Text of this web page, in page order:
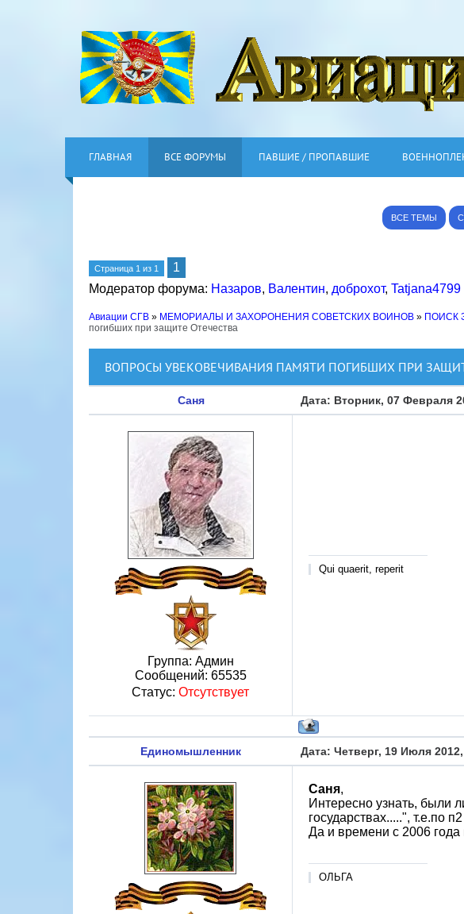
ГЛАВНАЯ ВСЕ ФОРУМЫ ПАВШИЕ / ПРОПАВШИЕ
ВСЕ ТЕМЫ
Страница 1 из 1
1
Модератор форума: Назаров, Валентин, доброхот, Tatjana4799
Авиации СГВ » МЕМОРИАЛЫ И ЗАХОРОНЕНИЯ СОВЕТСКИХ ВОИНОВ » ПОИСК
погибших при защите Отечества
ВОПРОСЫ УВЕКОВЕЧИВАНИЯ ПАМЯТИ ПОГИБШИХ ПРИ
Саня Дата: Вторник, 07 Февраля
Группа: Админ
Сообщений: 65535
Статус: Отсутствует
Qui quaerit, reperit
Единомышленник Дата: Четверг, 19 Июля
Саня,
Интересно узнать, были
государствах.....", т.е.по
Да и времени с 2006 года
ОЛЬГА